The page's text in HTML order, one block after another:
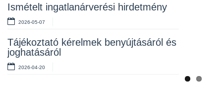
Ismételt ingatlanárverési hirdetmény
2026-05-07
Tájékoztató kérelmek benyújtásáról és
joghatásáról
2026-04-20
Ismételt ingatlanárverési hirdetmények
2026-03-02
Rendeletek kihirdetése
2026-03-02